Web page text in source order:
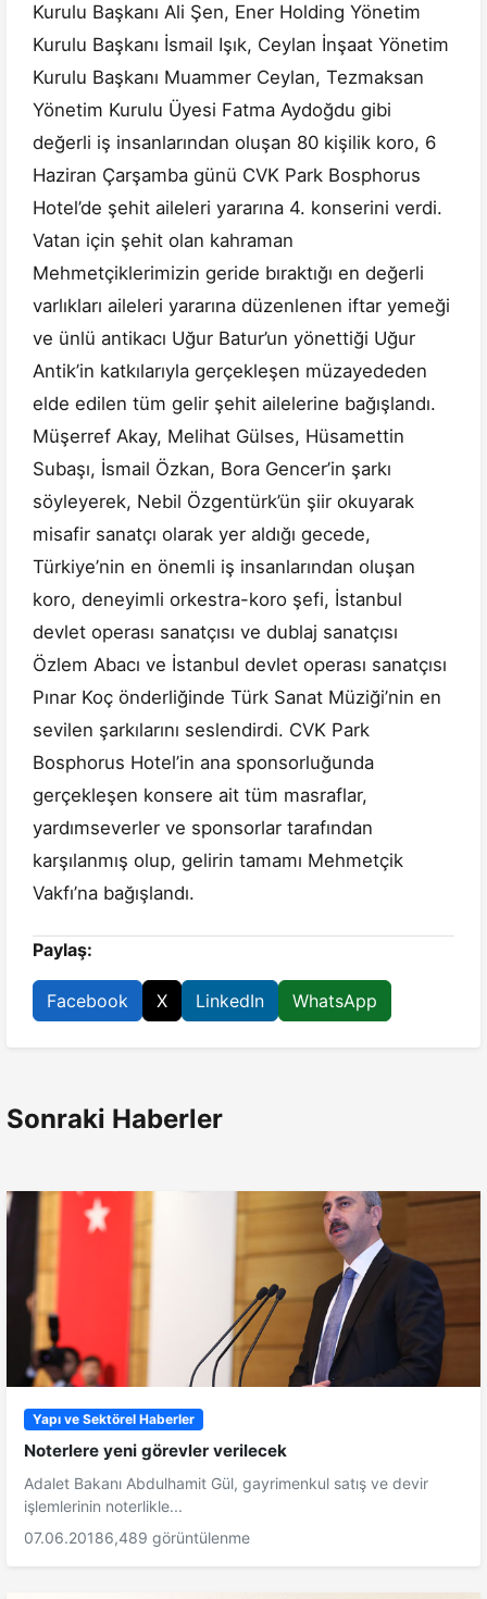
Kurulu Başkanı Ali Şen, Ener Holding Yönetim
Kurulu Başkanı İsmail Işık, Ceylan İnşaat Yönetim
Kurulu Başkanı Muammer Ceylan, Tezmaksan
Yönetim Kurulu Üyesi Fatma Aydoğdu gibi
değerli iş insanlarından oluşan 80 kişilik koro, 6
Haziran Çarşamba günü CVK Park Bosphorus
Hotel’de şehit aileleri yararına 4. konserini verdi.
Vatan için şehit olan kahraman
Mehmetçiklerimizin geride bıraktığı en değerli
varlıkları aileleri yararına düzenlenen iftar yemeği
ve ünlü antikacı Uğur Batur’un yönettiği Uğur
Antik’in katkılarıyla gerçekleşen müzayededen
elde edilen tüm gelir şehit ailelerine bağışlandı.
Müşerref Akay, Melihat Gülses, Hüsamettin
Subaşı, İsmail Özkan, Bora Gencer’in şarkı
söyleyerek, Nebil Özgentürk’ün şiir okuyarak
misafir sanatçı olarak yer aldığı gecede,
Türkiye’nin en önemli iş insanlarından oluşan
koro, deneyimli orkestra-koro şefi, İstanbul
devlet operası sanatçısı ve dublaj sanatçısı
Özlem Abacı ve İstanbul devlet operası sanatçısı
Pınar Koç önderliğinde Türk Sanat Müziği’nin en
sevilen şarkılarını seslendirdi. CVK Park
Bosphorus Hotel’in ana sponsorluğunda
gerçekleşen konsere ait tüm masraflar,
yardımseverler ve sponsorlar tarafından
karşılanmış olup, gelirin tamamı Mehmetçik
Vakfı’na bağışlandı.
Paylaş:
Facebook X LinkedIn WhatsApp
Sonraki Haberler
Yapı ve Sektörel Haberler
Noterlere yeni görevler verilecek
Adalet Bakanı Abdulhamit Gül, gayrimenkul satış ve devir
işlemlerinin noterlikle...
07.06.20186,489 görüntülenme